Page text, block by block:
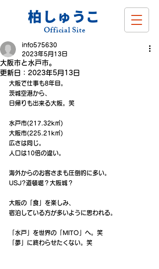
柏しゅうこ
Official Site
大阪市と水戸市。
info575630
2023年5月13日
更新日： 2023年5月13日
大阪で仕事も8年目。
茨城空港から、
日帰りも出来る大阪。笑
水戸市(217.32k㎡)
大阪市(225.21k㎡)
広さは同じ。
人口は10倍の違い。
海外からのお客さまも圧倒的に多い。
USJ?道頓堀？大阪城？
大阪の「食」を楽しみ、
宿泊している方が多いように思われる。
「水戸」を世界の「MITO」へ。笑
「夢」に終わらせたくない。笑